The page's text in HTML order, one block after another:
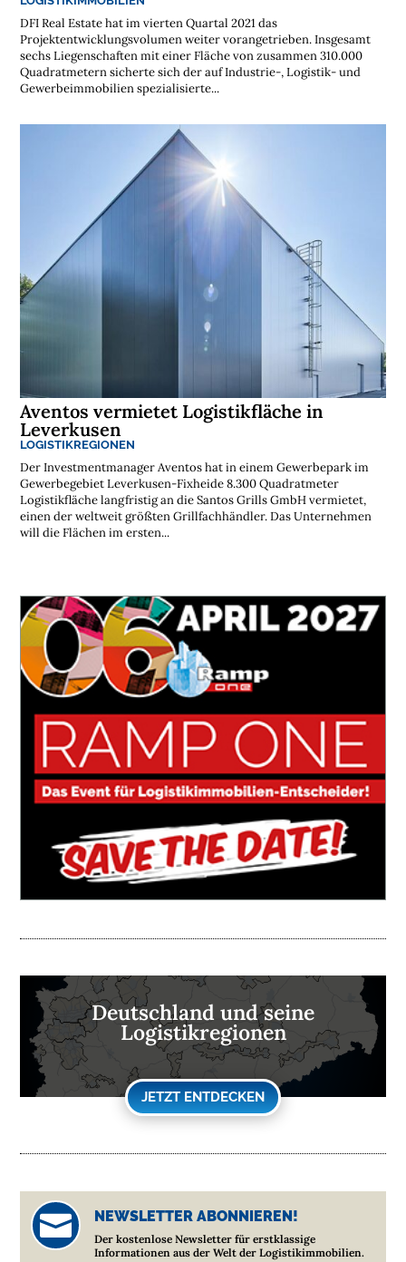
DFI Real Estate hat im vierten Quartal 2021 das
Projektentwicklungsvolumen weiter vorangetrieben. Insgesamt
sechs Liegenschaften mit einer Fläche von zusammen 310.000
Quadratmetern sicherte sich der auf Industrie-, Logistik- und
Gewerbeimmobilien spezialisierte...
Aventos vermietet Logistikfläche in
Leverkusen
LOGISTIKREGIONEN
Der Investmentmanager Aventos hat in einem Gewerbepark im
Gewerbegebiet Leverkusen-Fixheide 8.300 Quadratmeter
Logistikfläche langfristig an die Santos Grills GmbH vermietet,
einen der weltweit größten Grillfachhändler. Das Unternehmen
will die Flächen im ersten...
Deutschland und seine
Logistikregionen
JETZT ENTDECKEN
 NEWSLETTER ABONNIEREN!
Der kostenlose Newsletter für erstklassige
Informationen aus der Welt der Logistikimmobilien.